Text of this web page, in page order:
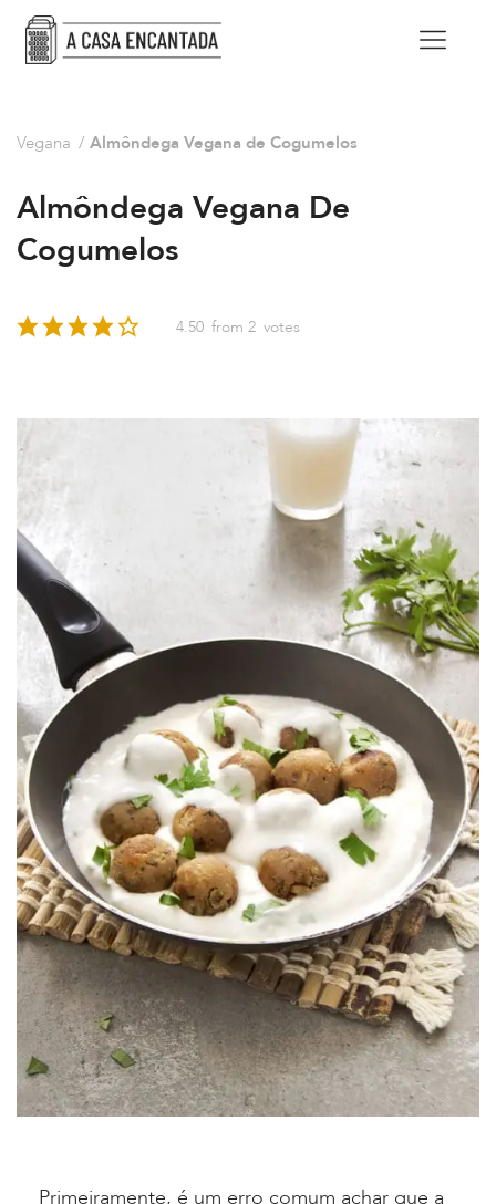
Vegana / Almôndega Vegana de Cogumelos
Almôndega Vegana De
Cogumelos
4.50 from 2 votes
Primeiramente, é um erro comum achar que a